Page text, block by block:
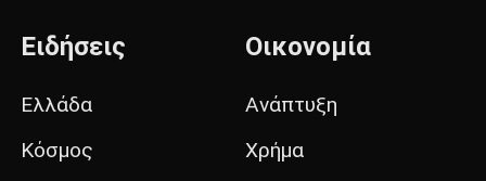
Ειδήσεις
Ελλάδα
Κόσμος
Οικονομία
Ανάπτυξη
Χρήμα